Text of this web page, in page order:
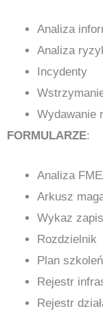
Analiza
Analiza
Incydenty
Wydawanie
FORMULARZE:
Analiza
Arkusz
Wykaz
Rozdzielnik
Plan szkoleń
Rejestr
Rejestr